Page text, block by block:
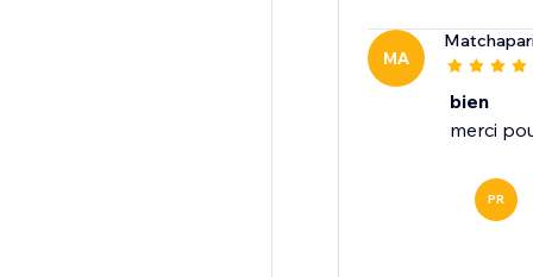
MA
bien
merci
PR